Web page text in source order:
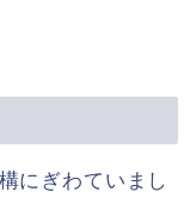
にぎわていまし